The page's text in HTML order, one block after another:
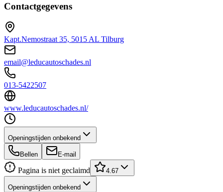
Contactgegevens
Kapt.Nemostraat 35, 5015 AL Tilburg
email@leducautoschades.nl
013-5422507
www.leducautoschades.nl/
Openingstijden onbekend
Bellen E-mail
Pagina is niet geclaimd 4.67
Openingstijden onbekend